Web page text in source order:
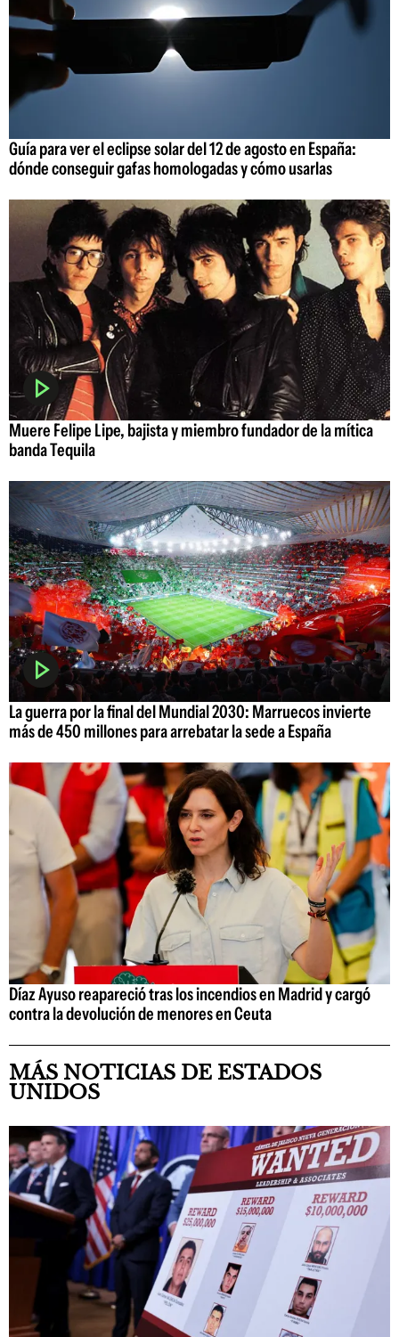
Guía para ver el eclipse solar del 12 de agosto en España:
dónde conseguir gafas homologadas y cómo usarlas
Muere Felipe Lipe, bajista y miembro fundador de la mítica
banda Tequila
La guerra por la final del Mundial 2030: Marruecos invierte
más de 450 millones para arrebatar la sede a España
Díaz Ayuso reapareció tras los incendios en Madrid y cargó
contra la devolución de menores en Ceuta
MÁS NOTICIAS DE ESTADOS
UNIDOS